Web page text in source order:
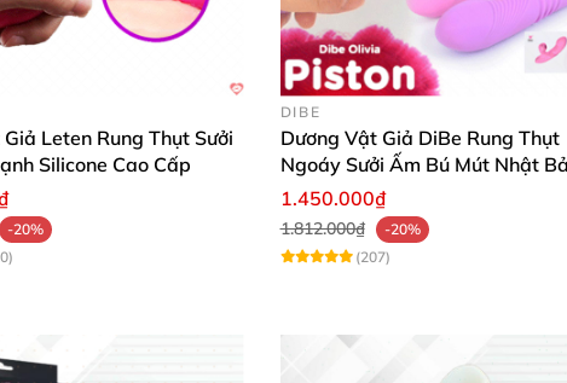
nhánh phụ có lưỡi liếm , giúp kích thích cùng lúc âm đạo
cảm giác phong phú và đa dạng như thể có nhiều
Leten Rung Thụt Sưởi
Silicone Cao Cấp
-20%
DIBE
Dương Vật Giả DiBe Rung Thụt
Ngoáy Sưởi Ấm Bú Mút Nhật
Kích Thích
1.450.000₫
1.812.000₫
-20%
(207)